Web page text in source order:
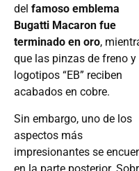
del famoso emblema
Bugatti Macaron fue
terminado en oro,
que las pinzas de freno y
logotipos “EB” reciben
acabados en cobre.
Sin embargo, uno de los
aspectos más
impresionantes se
en la parte posterior.